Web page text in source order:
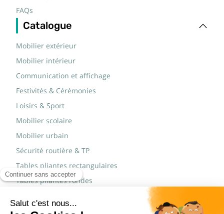
FAQs
Catalogue
Mobilier extérieur
Mobilier intérieur
Communication et affichage
Festivités & Cérémonies
Loisirs & Sport
Mobilier scolaire
Mobilier urbain
Sécurité routière & TP
Tables pliantes rectangulaires
Tables pliantes rondes
Marques